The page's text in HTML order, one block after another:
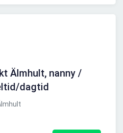
Älmhult, nanny /
dagtid